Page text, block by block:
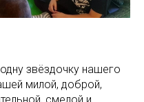
звёздочку нашего
милой, доброй,
смелой и